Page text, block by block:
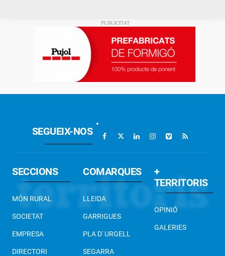
SEGUEIX-NOS
SECCIONS
MÓN RURAL
SOCIETAT
EMPRESA
DIRECTORI
COMARQUES
LLEIDA
GARRIGUES
PLA D' URGELL
SEGARRA
+
TERRITORIS
OPINIÓ
GALERIES